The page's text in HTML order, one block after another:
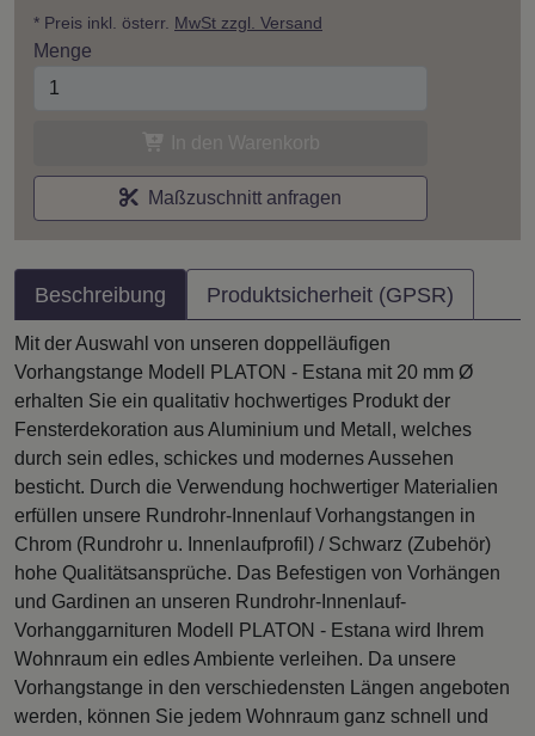
* Preis inkl. österr. MwSt zzgl. Versand
Menge
Maßzuschnitt anfragen
Beschreibung Produktsicherheit (GPSR)
Mit der Auswahl von unseren doppelläufigen
Vorhangstange Modell PLATON - Estana mit 20 mm Ø
erhalten Sie ein qualitativ hochwertiges Produkt der
Fensterdekoration aus Aluminium und Metall, welches
durch sein edles, schickes und modernes Aussehen
besticht. Durch die Verwendung hochwertiger Materialien
erfüllen unsere Rundrohr-Innenlauf Vorhangstangen in
Chrom (Rundrohr u. Innenlaufprofil) / Schwarz (Zubehör)
hohe Qualitätsansprüche. Das Befestigen von Vorhängen
und Gardinen an unseren Rundrohr-Innenlauf-
Vorhanggarnituren Modell PLATON - Estana wird Ihrem
Wohnraum ein edles Ambiente verleihen. Da unsere
Vorhangstange in den verschiedensten Längen angeboten
werden, können Sie jedem Wohnraum ganz schnell und